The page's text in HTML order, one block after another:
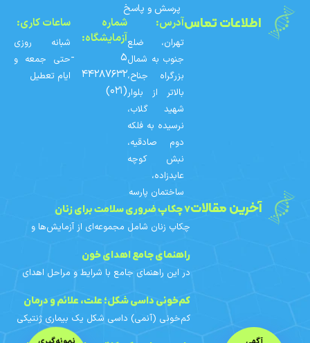
پرسش و پاسخ
اطلاعات تماسآدرس:
تهران، ضلع
جنوب به شمال
بزرگراه جناح،
بالاتر از بلوار
شهید گلاب،
نرسیده به فلکه
دوم صادقیه،
نبش کوچه
عابدزاده،
ساختمان پارسه
شماره‌
آزمایشگاه:
۵ -
۴۴۲۸۷۶۳۲
(۰۲۱)
ساعات کاری:
شبانه روزی
حتی جمعه و
ایام تعطیل
آخرین مقالات۷ چکاپ ضروری سلامت برای زنان
چکاپ زنان شامل مجموعه‌ای از آزمایش‌ها و
سابقه خانوادگی و عوامل خطر هر فرد
برنامه‌ریزی می‌شوند. در
راهنمای جامع اهدای خون
در این راهنمای جامع با شرایط و مراحل اهدای
خون بانوان، آزمایش‌های خون اهدایی، فواید و
مراقبت‌های قبل و
کم‌خونی داسی‌ شکل؛ علت، علائم و درمان
کم‌خونی (آنمی) داسی‌ شکل یک بیماری ژنتیکی
ارثی است. در این مقاله با علائم، علت ژنتیکی،